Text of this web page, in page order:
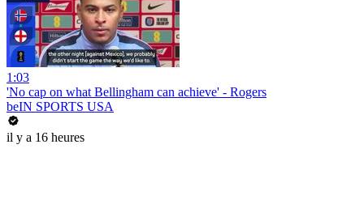
1:03
'No cap on what Bellingham can achieve' - Rogers
beIN SPORTS USA
il y a 16 heures